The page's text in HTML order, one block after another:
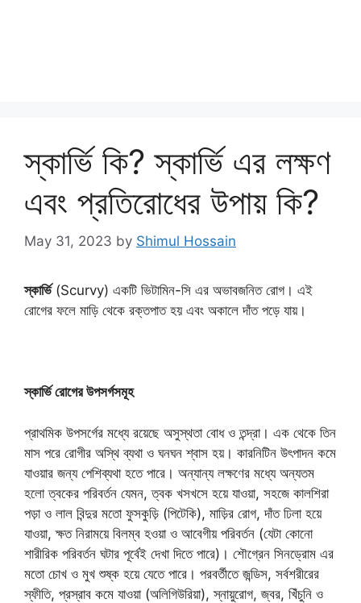
স্কার্ভি কি? স্কার্ভি এর লক্ষণ
এবং প্রতিরোধের উপায় কি?
May 31, 2023 by Shimul Hossain
স্কার্ভি(Scurvy) একটি ভিটামিন-সি এর অভাবজনিত রোগ। এই
রোগের ফলে মাড়ি থেকে রক্তপাত হয় এবং অকালে দাঁত পড়ে যায়।
স্কার্ভি রোগের উপসর্গসমূহ
প্রাথমিক উপসর্গের মধ্যে রয়েছে অসুস্থতা বোধ ও তন্দ্রা। এক থেকে তিন
মাস পরে রোগীর অস্থি ব্যথা ও ঘনঘন শ্বাস হয়। কারনিটিন উৎপাদন কমে
যাওয়ার জন্য পেশিব্যথা হতে পারে। অন্যান্য লক্ষণের মধ্যে অন্যতম
হলো ত্বকের পরিবর্তন যেমন, ত্বক খসখসে হয়ে যাওয়া, সহজে কালশিরা
পড়া ও লাল বিন্দুর মতো ফুসকুড়ি (পিটেকি), মাড়ির রোগ, দাঁত ঢিলা হয়ে
যাওয়া, ক্ষত নিরাময়ে বিলম্ব হওয়া ও আবেগীয় পরিবর্তন (যেটা কোনো
শারীরিক পরিবর্তন ঘটার পূর্বেই দেখা দিতে পারে)। শৌগ্রেন সিনড্রোম এর
মতো চোখ ও মুখ শুষ্ক হয়ে যেতে পারে। পরবর্তীতে জন্ডিস, সর্বশরীরের
স্ফীতি, প্রস্রাব কমে যাওয়া (অলিগিউরিয়া), স্নায়ুরোগ, জ্বর, খিঁচুনি ও